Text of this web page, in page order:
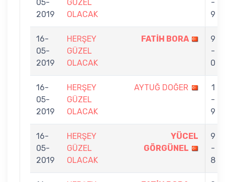
05-
2019
GÜZEL
OLACAK
-
9
16-
05-
2019
HERŞEY
GÜZEL
OLACAK
FATİH BORA
9
-
0
16-
05-
2019
HERŞEY
GÜZEL
OLACAK
AYTUĞ DOĞER
1
-
9
16-
05-
2019
HERŞEY
GÜZEL
OLACAK
YÜCEL
GÖRGÜNEL
9
-
8